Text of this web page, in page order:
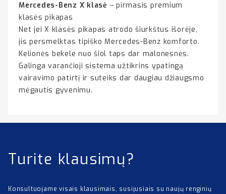
Mercedes-Benz X klasė – pirmasis premium
klasės pikapas
Net jei X klasės pikapas atrodo šiurkštus išorėje,
jis persmelktas tipiško Mercedes-Benz komforto.
Kelionės bekele nuo šiol taps dar malonesnės.
Galinga varančioji sistema užtikrins ypatingą
vairavimo patirtį ir suteiks dar daugiau džiaugsmo
mėgautis gyvenimu.
Turite klausimų?
Konsultuojame visais klausimais, susijusiais su naujų renginių